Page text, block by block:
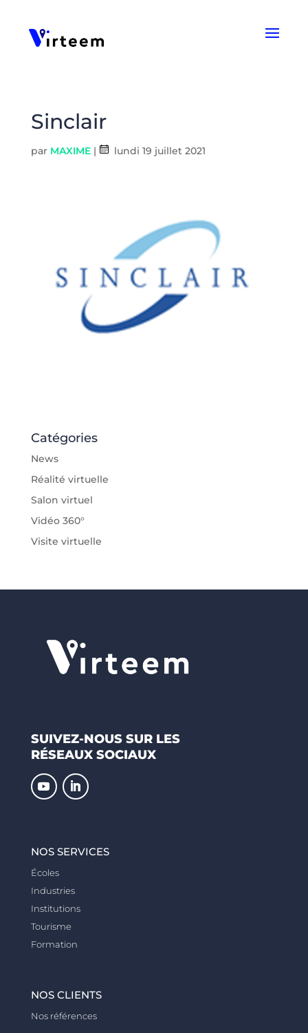
Sinclair
par MAXIME| lundi 19 juillet 2021
Catégories
News
Réalité virtuelle
Salon virtuel
Vidéo 360°
Visite virtuelle
SUIVEZ-NOUS SUR LES
RÉSEAUX SOCIAUX
NOS SERVICES
Écoles
Industries
Institutions
Tourisme
Formation
NOS CLIENTS
Nos références